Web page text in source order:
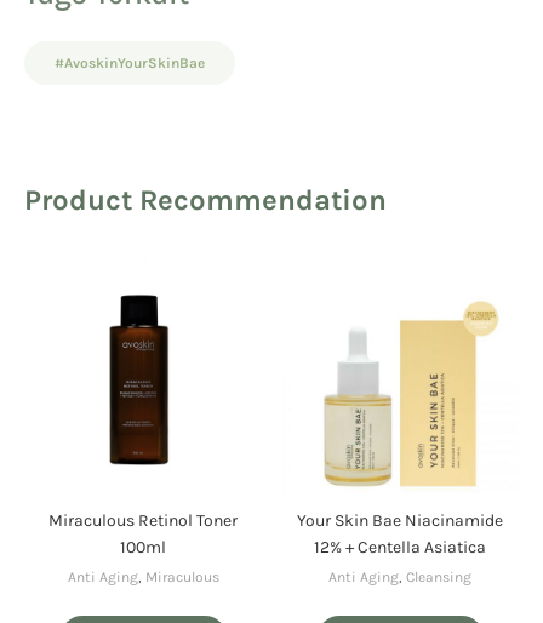
#AvoskinYourSkinBae
Product Recommendation
Miraculous Retinol Toner
100ml
Anti Aging, Miraculous
Your Skin Bae Niacinamide
12% + Centella Asiatica
Anti Aging Cleansing